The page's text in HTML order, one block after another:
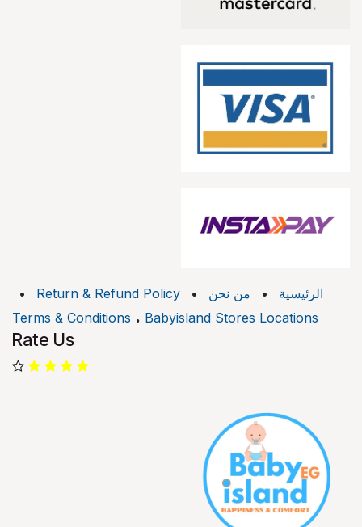
الرئيسية • من نحن •
Return & Refund Policy
•
Terms & Conditions . Babyisland Stores Locations
Rate Us